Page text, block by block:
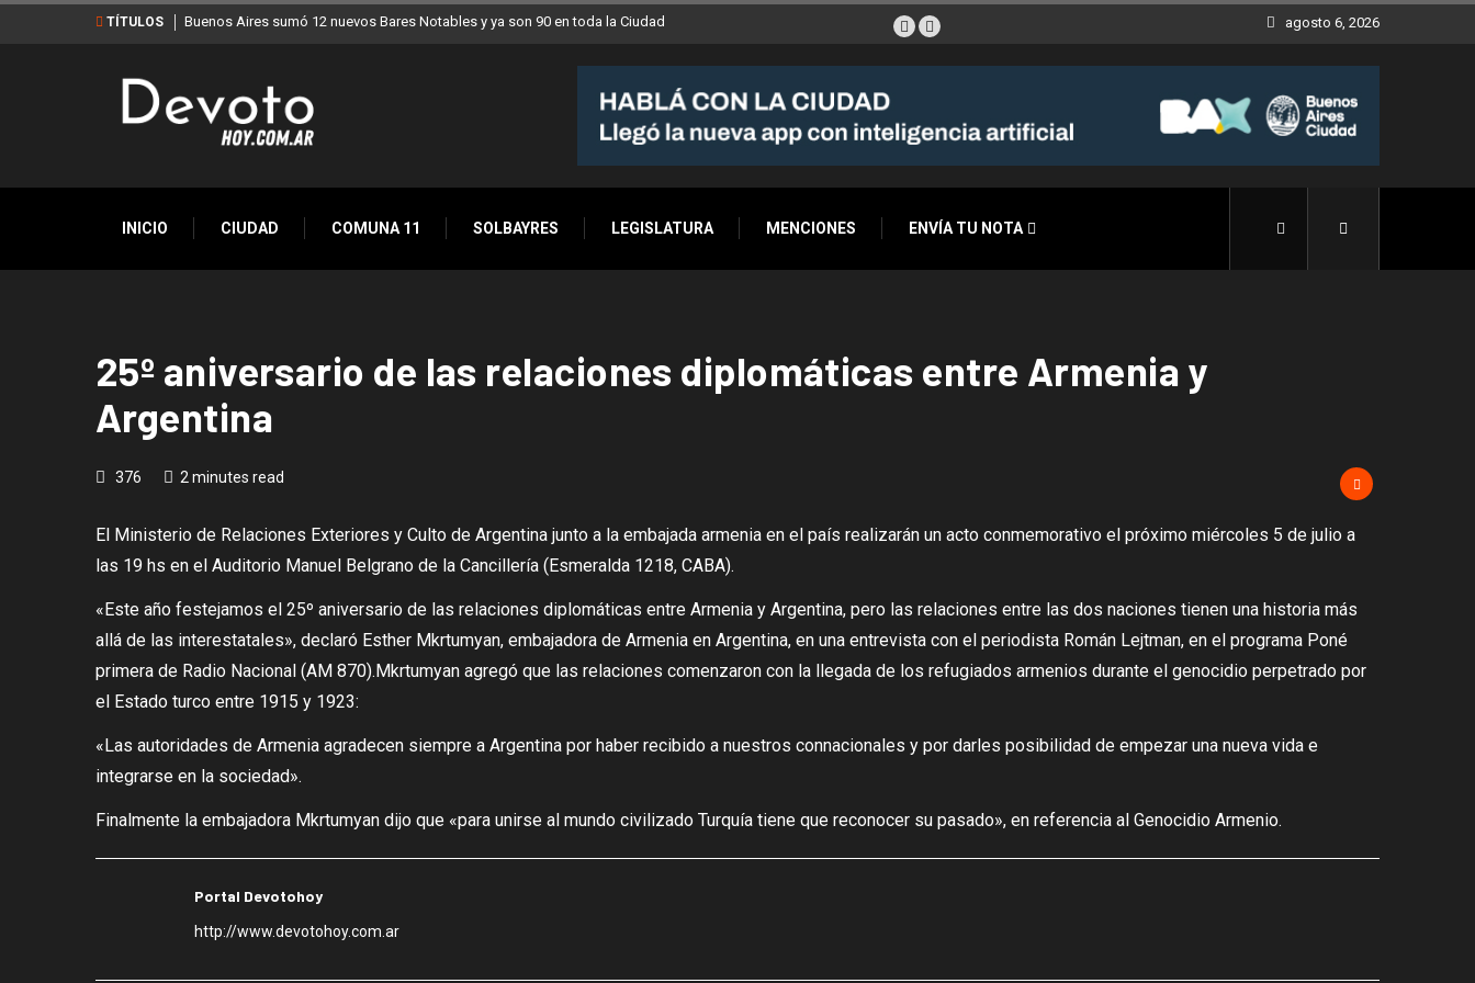
TÍTULOS Buenos Aires sumó 12 nuevos Bares Notables y ya son 90 en toda la Ciudad agosto 6, 2026
INICIO CIUDAD COMUNA 11 SOLBAYRES LEGISLATURA MENCIONES ENVÍA TU NOTA
25º aniversario de las relaciones diplomáticas entre Armenia y
Argentina
376 2 minutes read
El Ministerio de Relaciones Exteriores y Culto de Argentina junto a la embajada armenia en el país realizarán un acto conmemorativo el próximo miércoles 5 de julio a
las 19 hs en el Auditorio Manuel Belgrano de la Cancillería (Esmeralda 1218, CABA).
«Este año festejamos el 25º aniversario de las relaciones diplomáticas entre Armenia y Argentina, pero las relaciones entre las dos naciones tienen una historia más
allá de las interestatales», declaró Esther Mkrtumyan, embajadora de Armenia en Argentina, en una entrevista con el periodista Román Lejtman, en el programa Poné
primera de Radio Nacional (AM 870).Mkrtumyan agregó que las relaciones comenzaron con la llegada de los refugiados armenios durante el genocidio perpetrado por
el Estado turco entre 1915 y 1923:
«Las autoridades de Armenia agradecen siempre a Argentina por haber recibido a nuestros connacionales y por darles posibilidad de empezar una nueva vida e
integrarse en la sociedad».
Finalmente la embajadora Mkrtumyan dijo que «para unirse al mundo civilizado Turquía tiene que reconocer su pasado», en referencia al Genocidio Armenio.
Portal Devotohoy
http://www.devotohoy.com.ar